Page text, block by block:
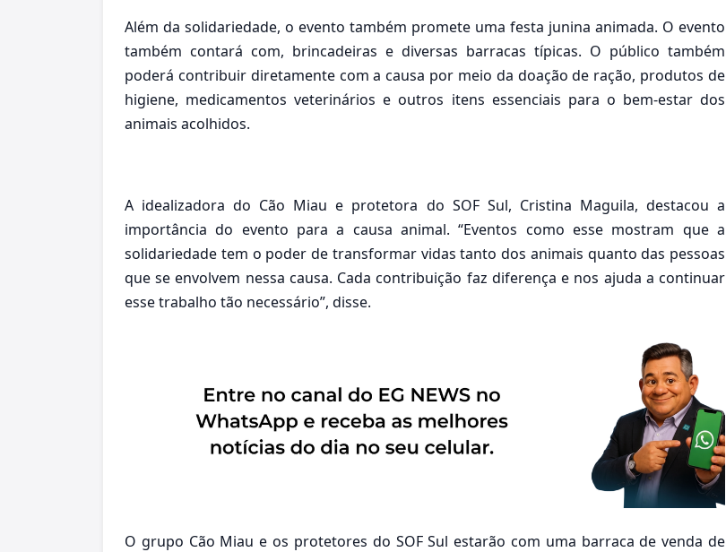
Além da solidariedade, o evento também promete uma festa junina animada. O evento
também contará com, brincadeiras e diversas barracas típicas. O público também
poderá contribuir diretamente com a causa por meio da doação de ração, produtos de
higiene, medicamentos veterinários e outros itens essenciais para o bem-estar dos
animais acolhidos.
A idealizadora do Cão Miau e protetora do SOF Sul, Cristina Maguila, destacou a
importância do evento para a causa animal. “Eventos como esse mostram que a
solidariedade tem o poder de transformar vidas tanto dos animais quanto das pessoas
que se envolvem nessa causa. Cada contribuição faz diferença e nos ajuda a continuar
esse trabalho tão necessário”, disse.
O grupo Cão Miau e os protetores do SOF Sul estarão com uma barraca de venda de